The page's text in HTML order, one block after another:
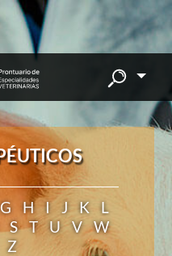
G H I J K
L
S T U V
W
Z